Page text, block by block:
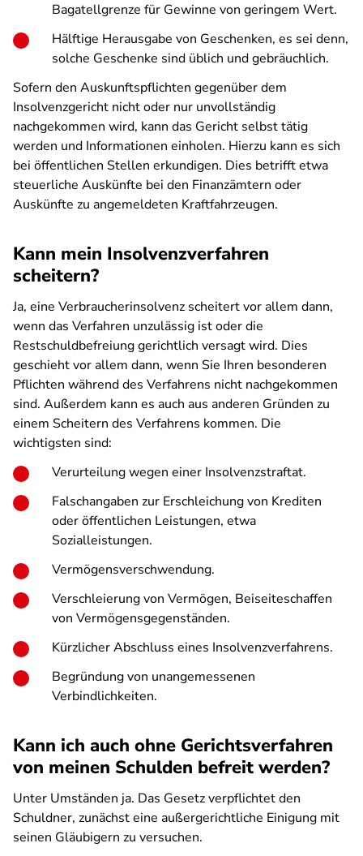
Bagatellgrenze für Gewinne von geringem Wert.
Hälftige Herausgabe von Geschenken, es sei denn,
solche Geschenke sind üblich und gebräuchlich.
Sofern den Auskunftspflichten gegenüber dem
Insolvenzgericht nicht oder nur unvollständig
nachgekommen wird, kann das Gericht selbst tätig
werden und Informationen einholen. Hierzu kann es sich
bei öffentlichen Stellen erkundigen. Dies betrifft etwa
steuerliche Auskünfte bei den Finanzämtern oder
Auskünfte zu angemeldeten Kraftfahrzeugen.
Kann mein Insolvenzverfahren
scheitern?
Ja, eine Verbraucherinsolvenz scheitert vor allem dann,
wenn das Verfahren unzulässig ist oder die
Restschuldbefreiung gerichtlich versagt wird. Dies
geschieht vor allem dann, wenn Sie Ihren besonderen
Pflichten während des Verfahrens nicht nachgekommen
sind. Außerdem kann es auch aus anderen Gründen zu
einem Scheitern des Verfahrens kommen. Die
wichtigsten sind:
Verurteilung wegen einer Insolvenzstraftat.
Falschangaben zur Erschleichung von Krediten
oder öffentlichen Leistungen, etwa
Sozialleistungen.
Vermögensverschwendung.
Verschleierung von Vermögen, Beiseiteschaffen
von Vermögensgegenständen.
Kürzlicher Abschluss eines Insolvenzverfahrens.
Begründung von unangemessenen
Verbindlichkeiten.
Kann ich auch ohne Gerichtsverfahren
von meinen Schulden befreit werden?
Unter Umständen ja. Das Gesetz verpflichtet den
Schuldner, zunächst eine außergerichtliche Einigung mit
seinen Gläubigern zu versuchen.